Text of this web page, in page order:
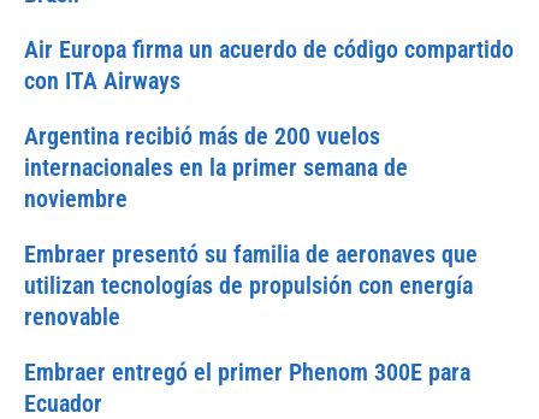
Air Europa firma un acuerdo de código compartido
con ITA Airways
Argentina recibió más de 200 vuelos
internacionales en la primer semana de
noviembre
Embraer presentó su familia de aeronaves que
utilizan tecnologías de propulsión con energía
renovable
Embraer entregó el primer Phenom 300E para
Ecuador